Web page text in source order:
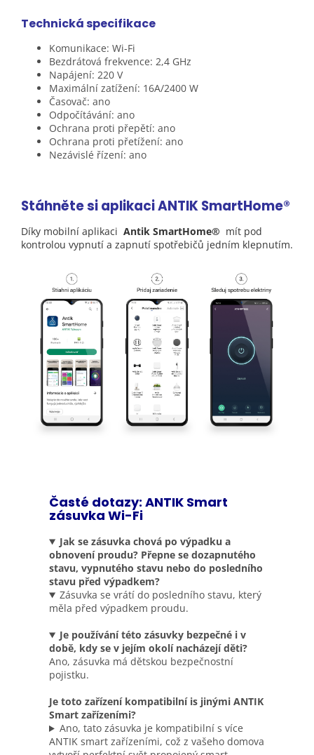
Technická specifikace
Komunikace: Wi-Fi
Bezdrátová frekvence: 2,4 GHz
Napájení: 220 V
Maximální zatížení: 16A/2400 W
Časovač: ano
Odpočítávání: ano
Ochrana proti přepětí: ano
Ochrana proti přetížení: ano
Nezávislé řízení: ano
Stáhněte si aplikaci ANTIK SmartHome®
Díky mobilní aplikaci Antik SmartHome® mít pod
kontrolou vypnutí a zapnutí spotřebičů jedním klepnutím.
Časté dotazy: ANTIK Smart
zásuvka Wi-Fi
Jak se zásuvka chová po výpadku a
obnovení proudu? Přepne se dozapnutého
stavu, vypnutého stavu nebo do posledního
stavu před výpadkem?
Zásuvka se vrátí do posledního stavu, který
měla před výpadkem proudu.
Je používání této zásuvky bezpečné i v
době, kdy se v jejím okolí nacházejí děti?
Ano, zásuvka má dětskou bezpečnostní
pojistku.
Je toto zařízení kompatibilní is jinými ANTIK
Smart zařízeními?
Ano, tato zásuvka je kompatibilní s více
ANTIK smart zařízeními, což z vašeho domova